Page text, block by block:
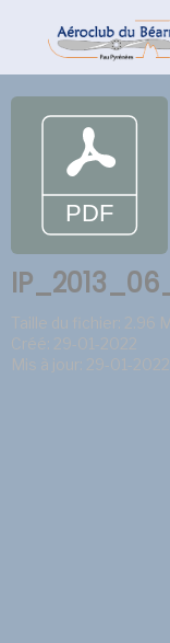
Taille du fichier: 2.96
Créé: 29-01-2022
Mis à jour: 29-01-2022